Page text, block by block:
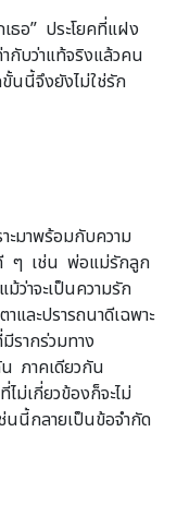
ธอ” ประโยคที่แฝง
กับว่าแท้จริงแล้วคน
นนี้จึงยังไม่ใช่รัก
ะมาพร้อมกับความ
ๆ เช่น พ่อแม่รักลูก
าจะเป็นความรัก
และปรารถนาดีเฉพาะ
ากร่วมทาง
ภาคเดียวกัน
เกี่ยวข้องก็จะไม่
นนี้กลายเป็นข้อจำกัด